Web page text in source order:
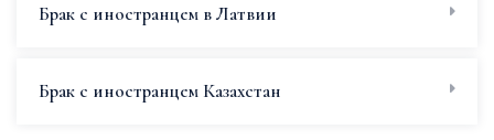
Брак с иностранцем в Латвии
Брак с иностранцем Казахстан